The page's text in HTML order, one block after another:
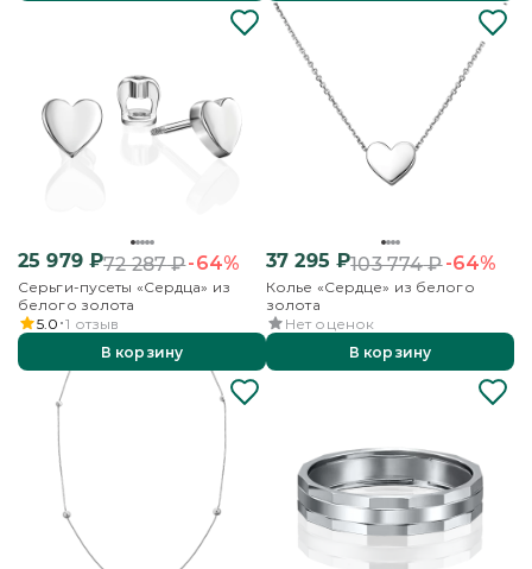
25 979₽72 287₽-64%
Серьги-пусеты «Сердца» из
белого золота
5.0 1 отзыв
В корзину
37 295 ₽103 774₽-64%
Колье «Сердце» из белого
золота
Нет оценок
В корзину